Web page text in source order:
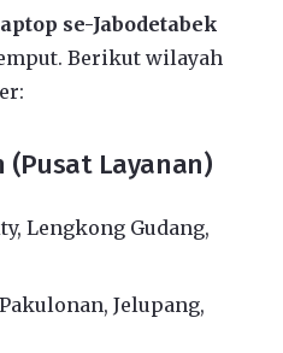
se-Jabodetabek
Berikut wilayah
(Pusat Layanan)
Lengkong Gudang,
Jelupang,